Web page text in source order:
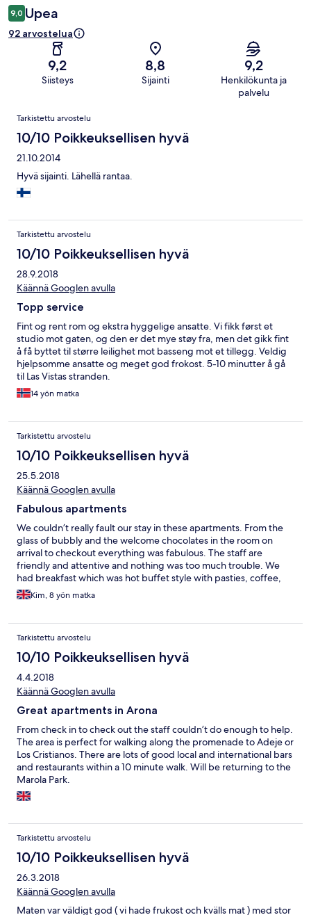
9,0 Upea
92 arvostelua
9,2
Siisteys
8,8
Sijainti
9,2
Henkilökunta ja
palvelu
Arvostelut
Tarkistettu arvostelu
10/10 Poikkeuksellisen hyvä
21.10.2014
Hyvä sijainti. Lähellä rantaa.
Tarkistettu arvostelu
10/10 Poikkeuksellisen hyvä
28.9.2018
Käännä Googlen avulla
Topp service
Fint og rent rom og ekstra hyggelige ansatte. Vi fikk først et
studio mot gaten, og den er det mye støy fra, men det gikk fint
å få byttet til større leilighet mot basseng mot et tillegg. Veldig
hjelpsomme ansatte og meget god frokost. 5-10 minutter å gå
til Las Vistas stranden.
14 yön matka
Tarkistettu arvostelu
10/10 Poikkeuksellisen hyvä
25.5.2018
Käännä Googlen avulla
Fabulous apartments
We couldn’t really fault our stay in these apartments. From the
glass of bubbly and the welcome chocolates in the room on
arrival to checkout everything was fabulous. The staff are
friendly and attentive and nothing was too much trouble. We
had breakfast which was hot buffet style with pasties, coffee,
fruit, yogurt etc. The cleaners seemed to do a very good job
giving the sun loungers a thorough clean every morning. We
room. The area was perfect with just a short walk down to the
beach either by steep steps or ramp. Great holiday - would
definitely stay at these apartments again.
Kim, 8 yön matka
Tarkistettu arvostelu
10/10 Poikkeuksellisen hyvä
4.4.2018
Käännä Googlen avulla
Great apartments in Arona
From check in to check out the staff couldn’t do enough to help.
The area is perfect for walking along the promenade to Adeje or
Los Cristianos. There are lots of good local and international bars
and restaurants within a 10 minute walk. Will be returning to the
Marola Park.
Tarkistettu arvostelu
10/10 Poikkeuksellisen hyvä
26.3.2018
Käännä Googlen avulla
Maten var väldigt god ( vi hade frukost och kvälls mat ) med stor